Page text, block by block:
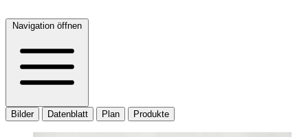
Navigation öffnen
Bilder Datenblatt Plan Produkte